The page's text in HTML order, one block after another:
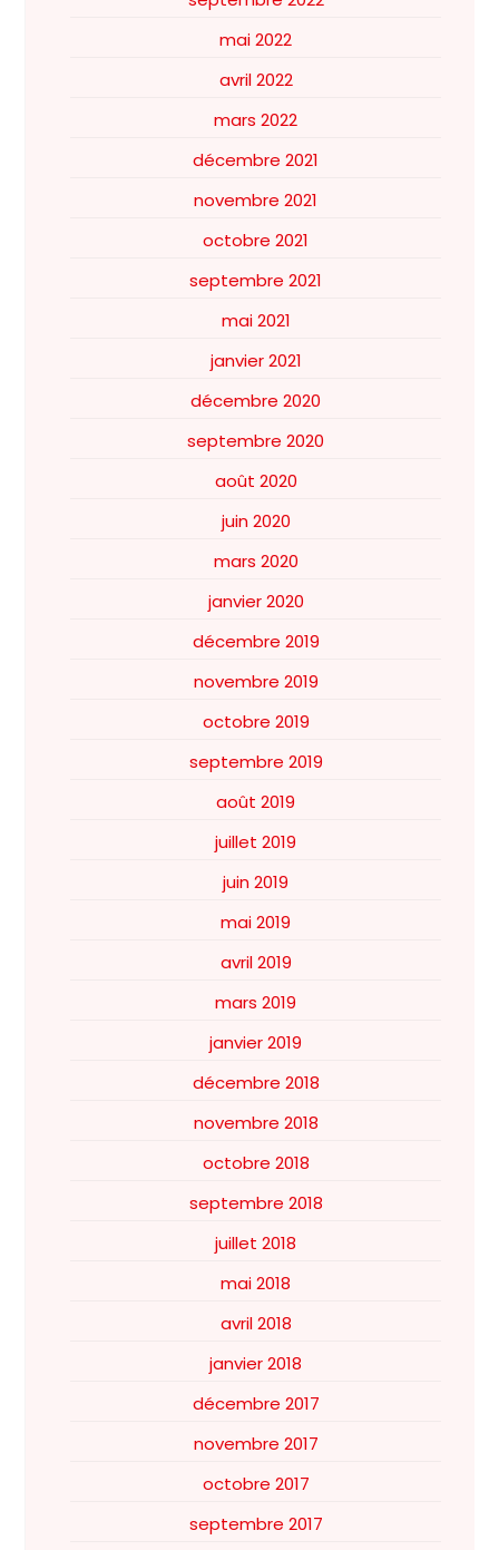
mai 2022
avril 2022
mars 2022
décembre 2021
novembre 2021
octobre 2021
septembre 2021
mai 2021
janvier 2021
décembre 2020
septembre 2020
août 2020
juin 2020
mars 2020
janvier 2020
décembre 2019
novembre 2019
octobre 2019
septembre 2019
août 2019
juillet 2019
juin 2019
mai 2019
avril 2019
mars 2019
janvier 2019
décembre 2018
novembre 2018
octobre 2018
septembre 2018
juillet 2018
mai 2018
avril 2018
janvier 2018
décembre 2017
novembre 2017
octobre 2017
septembre 2017